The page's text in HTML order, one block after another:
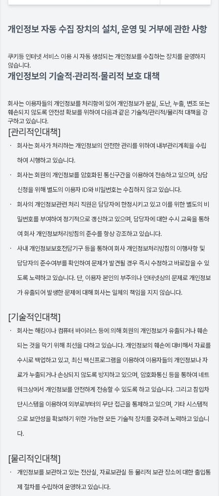
개인정보 자동 수집 장치의 설치, 운영 및 거부에 관한 사항
쿠키등 인터넷 서비스 이용 시 자동 생성되는 개인정보를 수집하는 장치를 운영하지
않습니다.
개인정보의 기술적·관리적·물리적 보호 대책
회사는 이용자들의 개인정보를 처리함에 있어 개인정보가 분실, 도난, 누출, 변조 또는
훼손되지 않도록 안전성 확보를 위하여 다음과 같은 기술적/관리적/물리적 대책을 강
구하고 있습니다.
[관리적인대책]
회사는 회사가 처리하는 개인정보의 안전한 관리를 위하여 내부관리계획을 수립
하여 시행하고 있습니다.
회사는 회원의 개인정보를 암호화된 통신구간을 이용하여 전송하고 있으며, 상담
신청을 위해 별도의 이용자 ID와 비밀번호는 수집하지 않고 있습니다.
회사의 개인정보관련 처리 직원은 담당자에 한정시키고 있고 이를 위한 별도의 비
밀번호를 부여하여 정기적으로 갱신하고 있으며, 담당자에 대한 수시 교육을 통하
여 회사 개인정보처리방침의 준수를 항상 강조하고 있습니다.
사내 개인정보보호전담기구 등을 통하여 회사 개인정보처리방침의 이행사항 및
담당자의 준수여부를 확인하여 문제가 발견될 경우 즉시 수정하고 바로잡을 수 있
도록 노력하고 있습니다. 단, 이용자 본인의 부주의나 인터넷상의 문제로 개인정보
가 유출되어 발생한 문제에 대해 회사는 일체의 책임을 지지 않습니다.
[기술적인대책]
회사는 해킹이나 컴퓨터 바이러스 등에 의해 회원의 개인정보가 유출되거나 훼손
되는 것을 막기 위해 최선을 다하고 있습니다. 개인정보의 훼손에 대비해서 자료를
수시로 백업하고 있고, 최신 백신프로그램을 이용하여 이용자들의 개인정보나 자
료가 누출되거나 손상되지 않도록 방지하고 있으며, 암호화통신 등을 통하여 네트
워크상에서 개인정보를 안전하게 전송할 수 있도록 하고 있습니다. 그리고 침입차
단시스템을 이용하여 외부로부터의 무단 접근을 통제하고 있으며, 기타 시스템적
으로 보안성을 확보하기 위한 가능한 모든 기술적 장치를 갖추려 노력하고 있습니
다.
[물리적인대책]
개인정보를 보관하고 있는 전산실, 자료보관실 등 물리적 보관 장소에 대한 출입통
제 절차를 수립하여 운영하고 있습니다.